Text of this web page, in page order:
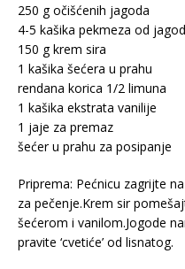
250 g očišćenih jagoda
4-5 kašika pekmeza od
150 g krem sira
1 kašika šećera u prahu
rendana korica 1/2 limuna
1 kašika ekstrata vanilije
1 jaje za premaz
šećer u prahu za posipanje
Priprema: Pećnicu zagrijte
za pečenje.Krem sir
šećerom i vanilom.Jogode
pravite ‘cvetiće’ od lisnatog.